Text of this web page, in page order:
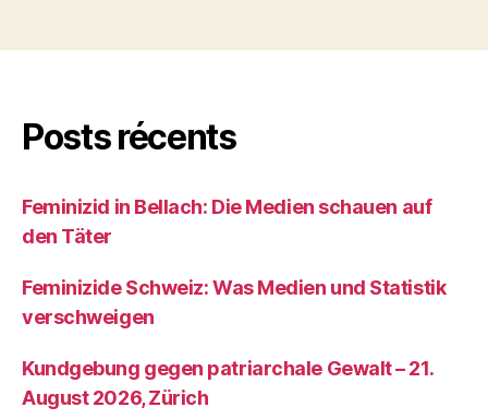
Posts récents
Feminizid in Bellach: Die Medien schauen auf
den Täter
Feminizide Schweiz: Was Medien und Statistik
verschweigen
Kundgebung gegen patriarchale Gewalt – 21.
August 2026, Zürich